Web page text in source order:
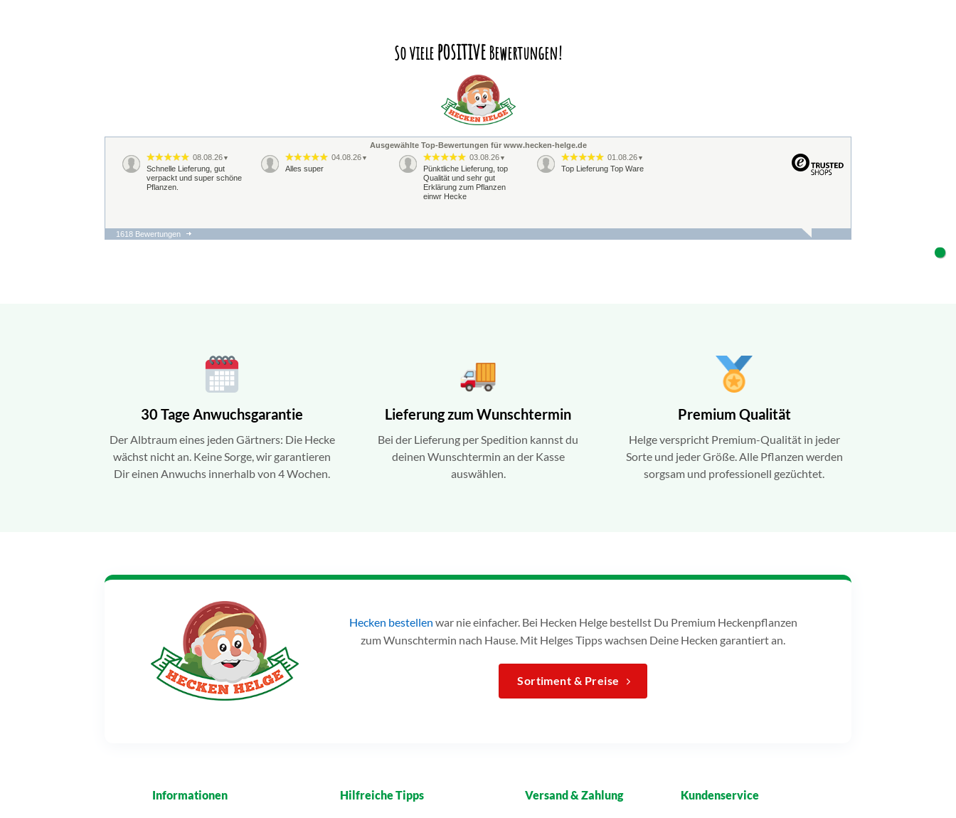
So vielepositiveBewertungen!
Ausgewählte Top-Bewertungen für www.hecken-helge.de
08.08.26 ▼
Schnelle Lieferung, gut
verpackt und super schöne
Pflanzen.
04.08.26▼
Alles super
03.08.26▼
Pünktliche Lieferung, top
Qualität und sehr gut
Erklärung zum Pflanzen
einwr Hecke
01.08.26 ▼
Top Lieferung Top Ware
25.07.26 25.07.26 19.07.26 16.07.26
verlief absolut reibungslos,
pünktlich und professionell.
1618 Bewertungen
30 Tage Anwuchsgarantie
Der Albtraum eines jeden Gärtners: Die Hecke
wächst nicht an. Keine Sorge, wir garantieren
Dir einen Anwuchs innerhalb von 4 Wochen.
Lieferung zum Wunschtermin
Bei der Lieferung per Spedition kannst du
deinen Wunschtermin an der Kasse
auswählen.
Premium Qualität
Helge verspricht Premium-Qualität in jeder
Sorte und jeder Größe. Alle Pflanzen werden
sorgsam und professionell gezüchtet.
Hecken bestellen war nie einfacher. Bei Hecken Helge bestellst Du Premium Heckenpflanzen
zum Wunschtermin nach Hause. Mit Helges Tipps wachsen Deine Hecken garantiert an.
Sortiment & Preise
Informationen Hilfreiche Tipps Versand & Zahlung Kundenservice